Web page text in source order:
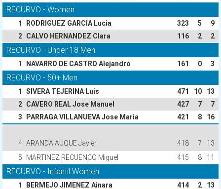
RECURVO - Women
1 RODRIGUEZ GARCIA Lucia 323 5
9
2 CALVO HERNANDEZ Clara 116 2 2
RECURVO - Under 18 Men
1 NAVARRO DE CASTRO Alejandro 161 0 3
RECURVO - 50+ Men
1 SIVERA TEJERINA Luis 471 10
13
2 CAVERO REAL Jose Manuel 427 7
7
3
PARRAGA VILLANUEVA Jose Maria 421 8 16
4 ARANDA AUQUE Javier 418 7
13
5
MARTINEZ RECUENCO Miguel 415 8 11
RECURVO - Infantil Women
1 BERMEJO JIMENEZ Ainara 414 2 13